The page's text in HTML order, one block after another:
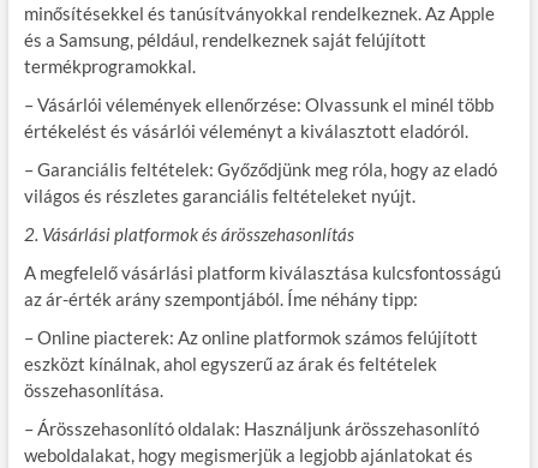
minősítésekkel és tanúsítványokkal rendelkeznek. Az Apple
és a Samsung, például, rendelkeznek saját felújított
termékprogramokkal.
– Vásárlói vélemények ellenőrzése: Olvassunk el minél több
értékelést és vásárlói véleményt a kiválasztott eladóról.
– Garanciális feltételek: Győződjünk meg róla, hogy az eladó
világos és részletes garanciális feltételeket nyújt.
2. Vásárlási platformok és árösszehasonlítás
A megfelelő vásárlási platform kiválasztása kulcsfontosságú
az ár-érték arány szempontjából. Íme néhány tipp:
– Online piacterek: Az online platformok számos felújított
eszközt kínálnak, ahol egyszerű az árak és feltételek
összehasonlítása.
– Árösszehasonlító oldalak: Használjunk árösszehasonlító
weboldalakat, hogy megismerjük a legjobb ajánlatokat és